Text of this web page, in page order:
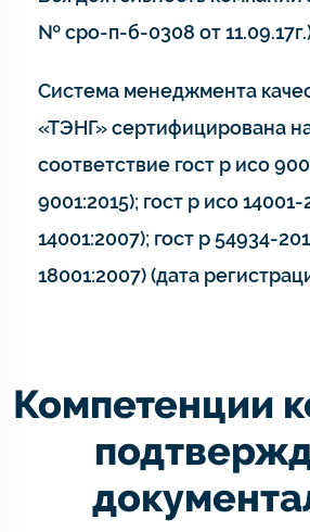
№ сро-п-б-0308 от
Система менеджмента
«ТЭНГ» сертифицирована
соответствие гост р исо
9001:2015); гост р исо
14001:2007); гост р 54934-
18001:2007) (дата
Компетенции